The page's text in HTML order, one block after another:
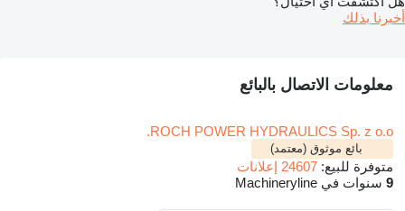
أخبرنا بذلك
معلومات الاتصال بالبائع
ROCH POWER HYDRAULICS Sp. z o.o.
بائع موثوق (معتمد)
متوفرة للبيع: 24607 إعلانات
9 سنوات في Machineryline